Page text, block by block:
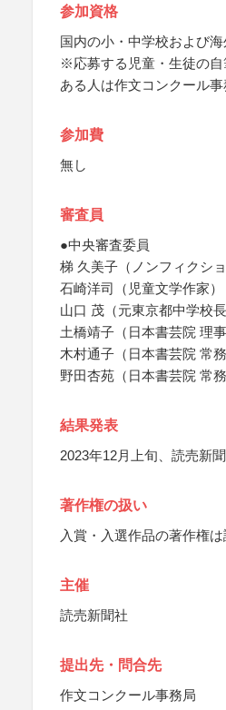
参加資格
国内の小・中学校および
※応募する児童・生徒の
ある人は作文コンクール事
参加費
無し
審査員
●中央審査委員
梯 久美子（ノンフィクショ
石崎洋司（児童文学作家）
山口 茂（元東京都中学校長
土橋靖子（日本書芸院 理事
木村通子（日本書芸院 常務
野田杏苑（日本書芸院 常務
結果発表
2023年12月上旬、読売新
著作権の扱い
入賞・入選作品の著作権
主催
読売新聞社
提出先・問合先
作文コンクール事務局